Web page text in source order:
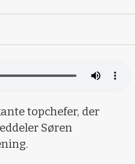
topchefer, der
Søren